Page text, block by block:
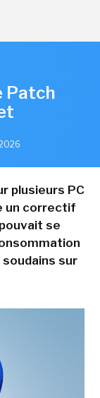
Patch
plusieurs PC
un correctif
se
sur